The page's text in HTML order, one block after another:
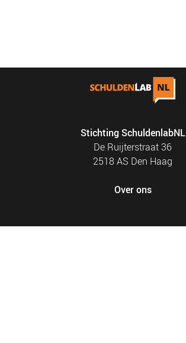
Stichting SchuldenlabNL
De Ruijterstraat 36
2518 AS Den Haag
Over ons